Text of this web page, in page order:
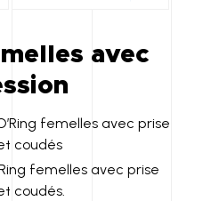
avec
femelles avec prise
coudés
femelles avec prise
coudés.